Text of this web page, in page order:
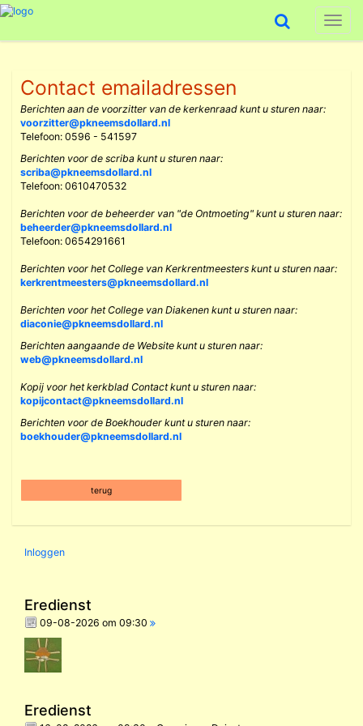
Contact emailadressen
Berichten aan de voorzitter van de kerkenraad kunt u sturen naar:
voorzitter@pkneemsdollard.nl
Telefoon: 0596 - 541597
Berichten voor de scriba kunt u sturen naar:
scriba@pkneemsdollard.nl
Telefoon: 0610470532
Berichten voor de beheerder van "de Ontmoeting" kunt u sturen naar:
beheerder@pkneemsdollard.nl
Telefoon: 0654291661
Berichten voor het College van Kerkrentmeesters kunt u sturen naar:
kerkrentmeesters@pkneemsdollard.nl
Berichten voor het College van Diakenen kunt u sturen naar:
diaconie@pkneemsdollard.nl
Berichten aangaande de Websitekunt u sturen naar:
web@pkneemsdollard.nl
Kopij voor het kerkblad Contact kunt u sturen naar:
kopijcontact@pkneemsdollard.nl
Berichten voor deBoekhouderkunt u sturen naar:
boekhouder@pkneemsdollard.nl
terug
Inloggen
Eredienst
09-08-2026 om 09:30
Eredienst